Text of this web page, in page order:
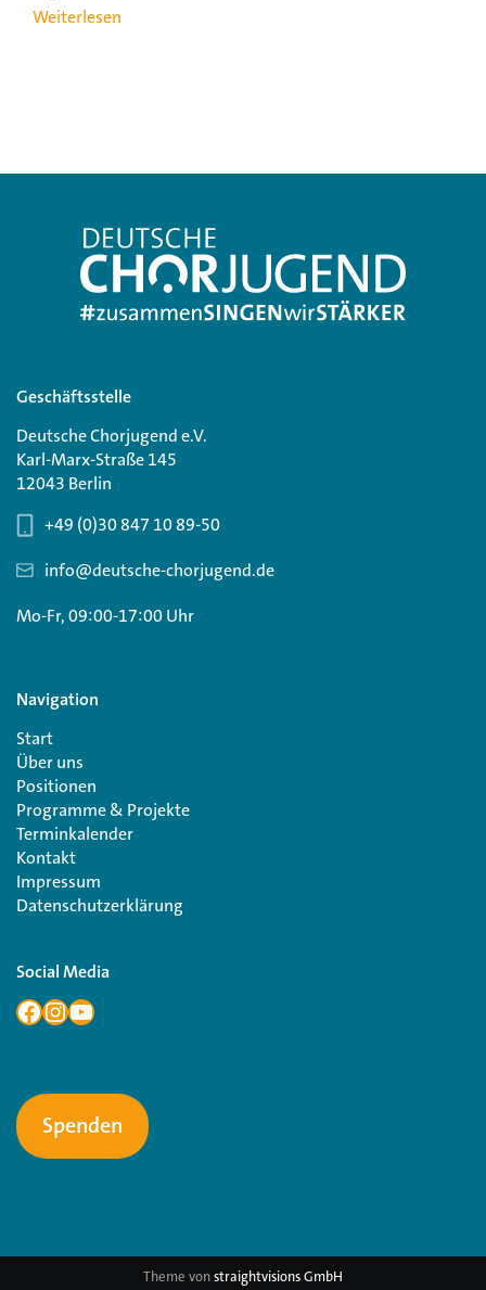
Weiterlesen
Geschäftsstelle
Deutsche Chorjugend e.V.
Karl-Marx-Straße 145
12043 Berlin
+49 (0)30 847 10 89-50
info@deutsche-chorjugend.de
Mo-Fr, 09:00-17:00 Uhr
Navigation
Start
Über uns
Positionen
Programme & Projekte
Terminkalender
Kontakt
Impressum
Datenschutzerklärung
Social Media
Spenden
Theme vonstraightvisions GmbH